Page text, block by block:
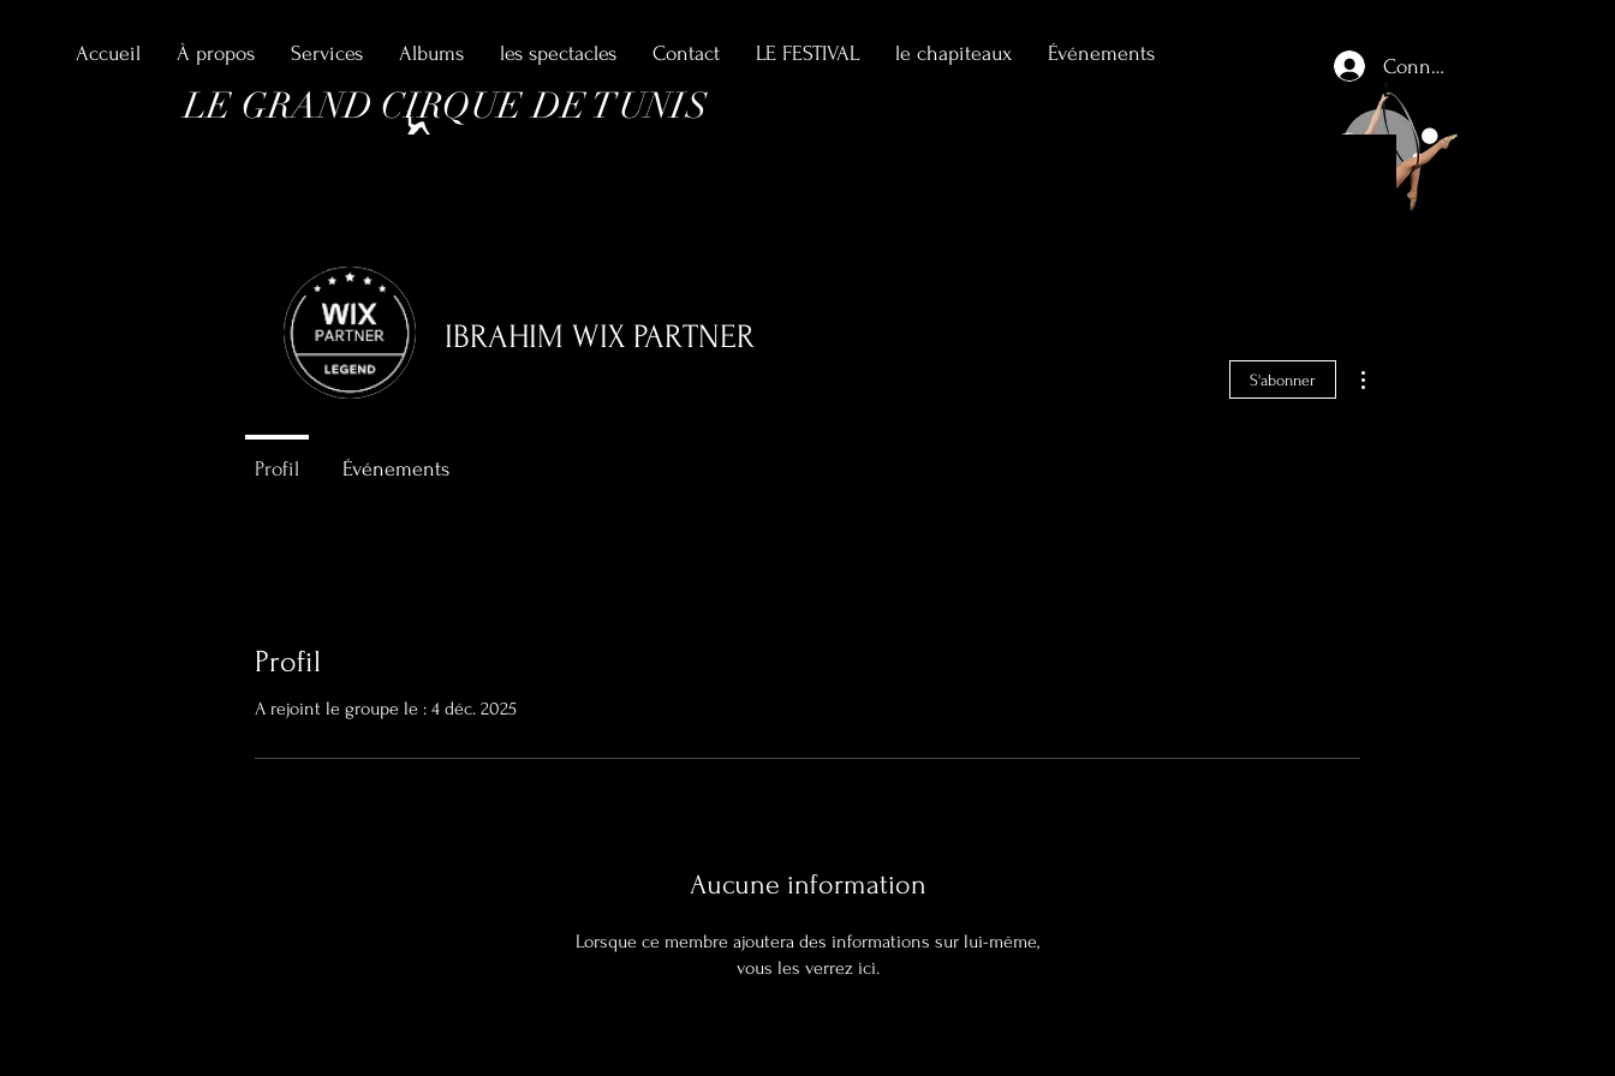
LE GRAND CIRQUE DE TUNIS
Accueil À propos Services Albums les spectacles Contact LE FESTIVAL le chapiteaux Événements
Connexion
Profil
A rejoint le groupe le : 4 déc. 2025
Aucune information
Lorsque ce membre ajoutera des informations sur lui-même,
vous les verrez ici.
IBRAHIM WIX PARTNER
S'abonner
Profil Événements